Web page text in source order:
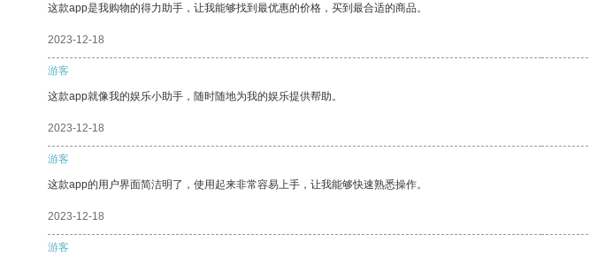
这款app是我购物的得力助手，让我能够找到最优惠的价格，买到最合适的商品。
2023-12-18
游客
这款app就像我的娱乐小助手，随时随地为我的娱乐提供帮助。
2023-12-18
游客
这款app的用户界面简洁明了，使用起来非常容易上手，让我能够快速熟悉操作。
2023-12-18
游客